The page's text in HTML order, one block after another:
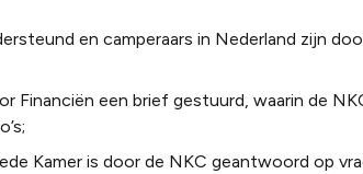
en camperaars in Nederland zijn
Financiën een brief gestuurd, waarin de
Kamer is door de NKC geantwoord op